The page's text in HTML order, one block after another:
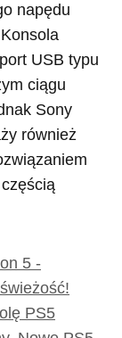
napędu
USB typu
ciągu
Sony
również